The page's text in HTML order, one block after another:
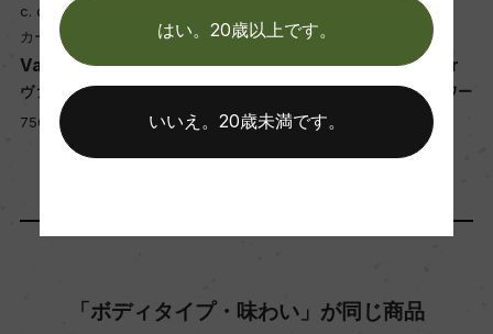
ー
醗酵・熟成
醗酵：ステンレスタンク/主醗酵後、マロラクティ
ック醗酵
c. coop.
カーヴ・デ・オンズ・コミュヌ
Valle d'Aosta Pinot Gris
ヴァッレ・ダオスタ ピノ・グリ
750ml, 3,550 yen
カーヴ・デ・オンズ・コミュヌ
Valle d'Aosta Pinot Noir
ヴァッレ・ダオスタ ピノ・ノワー
ル
「ボディタイプ・味わい」が同じ商品
はい。20歳以上です。
いいえ。20歳未満です。